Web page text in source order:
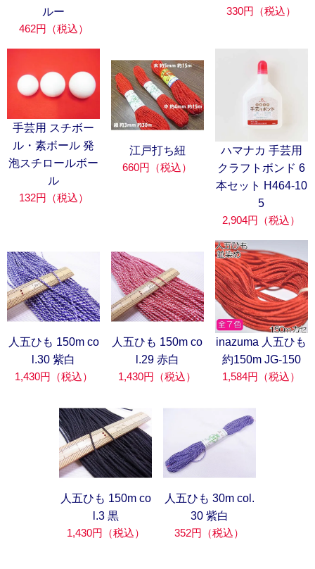
ルー
462円（税込）
330円（税込）
手芸用 スチボー
ル・素ボール 発
泡スチロールボー
ル
132円（税込）
江戸打ち紐
660円（税込）
ハマナカ 手芸用
クラフトボンド 6
本セット H464-10
5
2,904円（税込）
人五ひも 150m co
l.30 紫白
1,430円（税込）
人五ひも 150m co
l.29 赤白
1,430円（税込）
inazuma 人五ひも
約150m JG-150
1,584円（税込）
人五ひも 150m co
l.3 黒
1,430円（税込）
人五ひも 30m col.
30 紫白
352円（税込）